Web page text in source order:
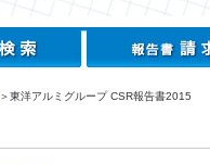
＞東洋アルミグループ CSR報告書2015